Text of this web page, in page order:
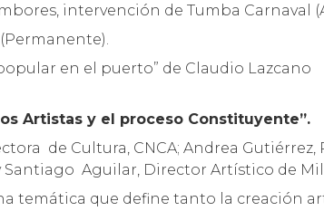
intervención de Tumba Carnaval
en el puerto” de Claudio Lazcano
Artistas y el proceso Constituyente”.
de Cultura, CNCA; Andrea Gutiérrez,
Santiago Aguilar, Director Artístico de
temática que define tanto la creación